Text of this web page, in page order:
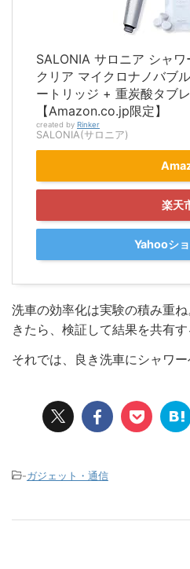
SALONIA サロニア シャ
クリア マイクロナノバブ
ートリッジ + 重炭酸タブ
【Amazon.co.jp限定】
created by Rinker
SALONIA(サロニア)
楽天
Yahooシ
洗車の効率化は実験の積み重
きたら、検証して結果を共有す
それでは、良き洗車にシャワー
-ガジェット・通信